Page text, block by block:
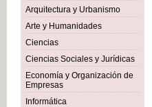
Arquitectura y Urbanismo
Arte y Humanidades
Ciencias
Ciencias Sociales y Jurídicas
Economía y Organización de
Empresas
Informática